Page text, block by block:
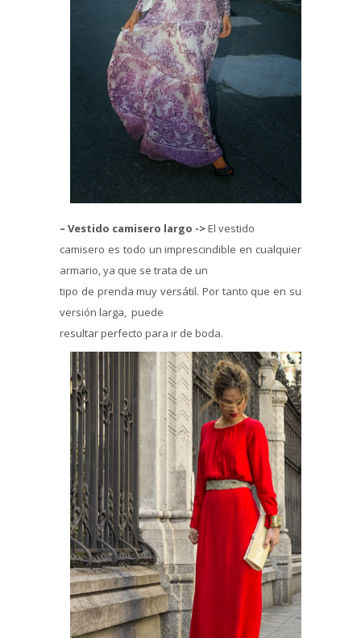
– Vestido camisero largo ->El vestido
camisero es todo un imprescindible en cualquier
armario, ya que se trata de un
tipo de prenda muy versátil. Por tanto que en su
versión larga, puede
resultar perfecto para ir de boda.